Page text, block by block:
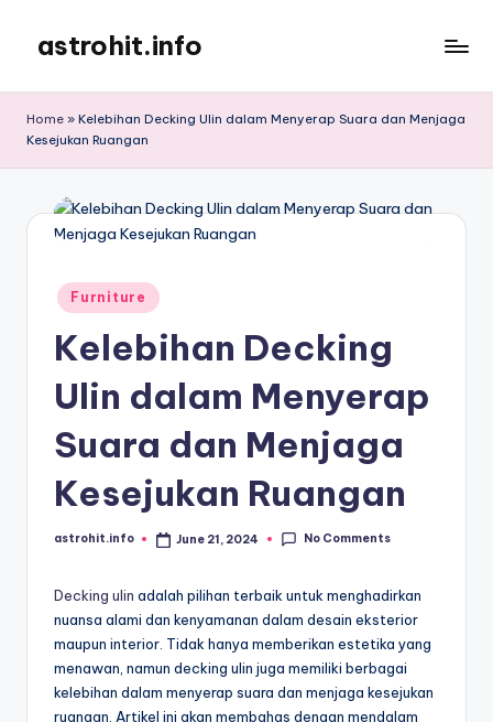
content
astrohit.info
Akurat
Home » Kelebihan Decking Ulin dalam Menyerap Suara dan Menjaga
Kesejukan Ruangan
Posted
in
Furniture
Kelebihan Decking
Ulin dalam Menyerap
Suara dan Menjaga
Kesejukan Ruangan
Posted
astrohit.info June 21, 2024 No Comments
Decking ulin adalah pilihan terbaik untuk menghadirkan
nuansa alami dan kenyamanan dalam desain eksterior
maupun interior. Tidak hanya memberikan estetika yang
menawan, namun decking ulin juga memiliki berbagai
kelebihan dalam menyerap suara dan menjaga kesejukan
ruangan. Artikel ini akan membahas dengan mendalam